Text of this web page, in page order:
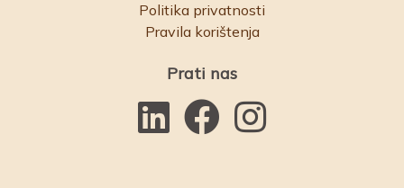
Politika privatnosti
Pravila korištenja
Prati nas